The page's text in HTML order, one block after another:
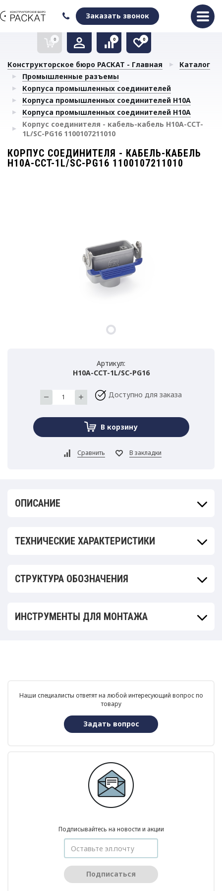
Заказать звонок
0
Очистить список сравнения
0
Очистить избранное
0
Конструкторское бюро РАСКАТ - Главная
Каталог
Промышленные разъемы
Корпуса промышленных соединителей
Корпуса промышленных соединителей H10A
Корпуса промышленных соединителей H10A
Корпус соединителя - кабель-кабель H10A-CCT-
1L/SC-PG16 1100107211010
КОРПУС СОЕДИНИТЕЛЯ - КАБЕЛЬ-КАБЕЛЬ
H10A-CCT-1L/SC-PG16 1100107211010
Артикул:
H10A-CCT-1L/SC-PG16
Доступно для заказа
ОПИСАНИЕ
ТЕХНИЧЕСКИЕ ХАРАКТЕРИСТИКИ
СТРУКТУРА ОБОЗНАЧЕНИЯ
ИНСТРУМЕНТЫ ДЛЯ МОНТАЖА
Наши специалисты ответят на любой интересующий вопрос по
товару
Задать вопрос
Подписывайтесь на новости и акции
Подписаться